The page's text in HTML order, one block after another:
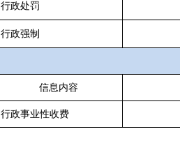
行政处罚
行政强制
信息内容
行政事业性收费